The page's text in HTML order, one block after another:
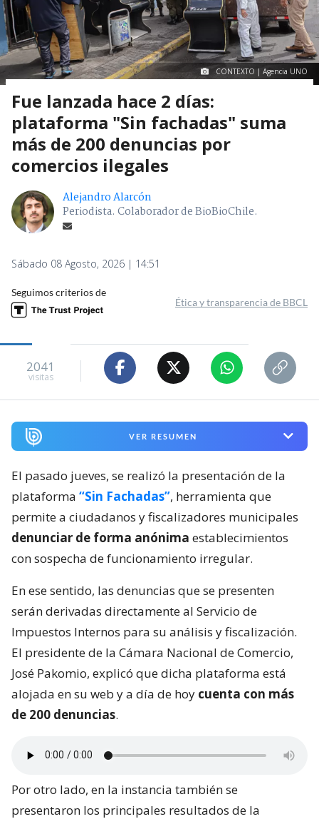
CONTEXTO | Agencia UNO
Fue lanzada hace 2 días:
plataforma "Sin fachadas" suma
más de 200 denuncias por
comercios ilegales
Alejandro Alarcón
Periodista. Colaborador de BioBioChile.
Sábado 08 Agosto, 2026 | 14:51
Seguimos criterios de
Ética y transparencia de BBCL
2041
visitas
VER RESUMEN
El pasado jueves, se realizó la presentación de la
plataforma “Sin Fachadas”, herramienta que
permite a ciudadanos y fiscalizadores municipales
denunciar de forma anónima establecimientos
con sospecha de funcionamiento irregular.
En ese sentido, las denuncias que se presenten
serán derivadas directamente al Servicio de
Impuestos Internos para su análisis y fiscalización.
El presidente de la Cámara Nacional de Comercio,
José Pakomio, explicó que dicha plataforma está
alojada en su web y a día de hoy cuenta con más
de 200 denuncias.
Por otro lado, en la instancia también se
presentaron los principales resultados de la